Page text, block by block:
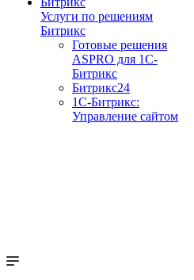
Услуги по решениям
Битрикс
Готовые решения
ASPRO для 1С-
Битрикс
Битрикс24
1С-Битрикс:
Управление сайтом